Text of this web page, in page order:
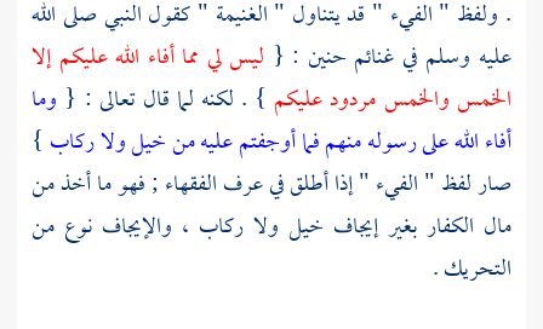
. ولفظ " الفيء " قد يتناول " الغنيمة " كقول النبي صلى الله
عليه وسلم في غنائم حنين : { ليس لي مما أفاء الله عليكم إلا
الخمس والخمس مردود عليكم } . لكنه لما قال تعالى : { وما
أفاء الله على رسوله منهم فما أوجفتم عليه من خيل ولا ركاب }
صار لفظ " الفيء " إذا أطلق في عرف الفقهاء ; فهو ما أخذ من
مال الكفار بغير إيجاف خيل ولا ركاب ، والإيجاف نوع من
التحريك .